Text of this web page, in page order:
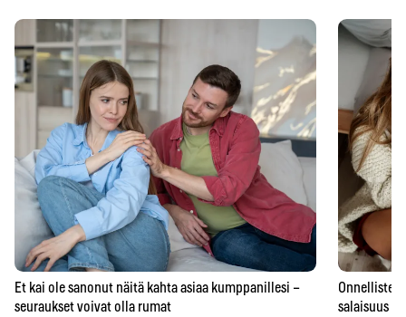
Et kai ole sanonut näitä kahta asiaa kumppanillesi –
seuraukset voivat olla rumat
Onnellisten
salaisuus –